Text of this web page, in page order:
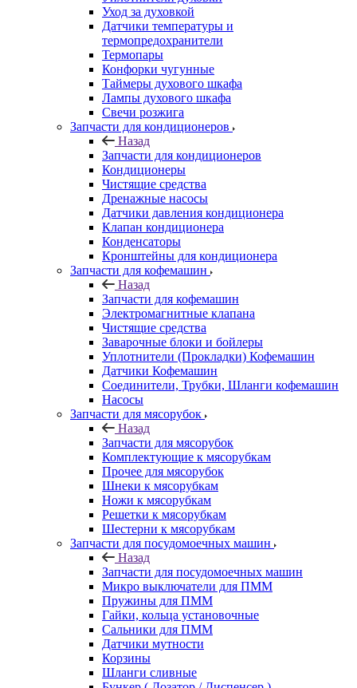
Уход за духовкой
Датчики температуры и
термопредохранители
Термопары
Конфорки чугунные
Таймеры духового шкафа
Лампы духового шкафа
Свечи розжига
Запчасти для кондиционеров
Назад
Запчасти для кондиционеров
Кондиционеры
Чистящие средства
Дренажные насосы
Датчики давления кондиционера
Клапан кондиционера
Конденсаторы
Кронштейны для кондиционера
Запчасти для кофемашин
Назад
Запчасти для кофемашин
Электромагнитные клапана
Чистящие средства
Заварочные блоки и бойлеры
Уплотнители (Прокладки) Кофемашин
Датчики Кофемашин
Соединители, Трубки, Шланги кофемашин
Насосы
Запчасти для мясорубок
Назад
Запчасти для мясорубок
Комплектующие к мясорубкам
Прочее для мясорубок
Шнеки к мясорубкам
Ножи к мясорубкам
Решетки к мясорубкам
Шестерни к мясорубкам
Запчасти для посудомоечных машин
Назад
Запчасти для посудомоечных машин
Микро выключатели для ПММ
Пружины для ПММ
Гайки, кольца установочные
Сальники для ПММ
Датчики мутности
Корзины
Шланги сливные